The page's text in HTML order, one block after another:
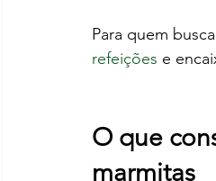
Para quem
refeições e
O que
marmitas